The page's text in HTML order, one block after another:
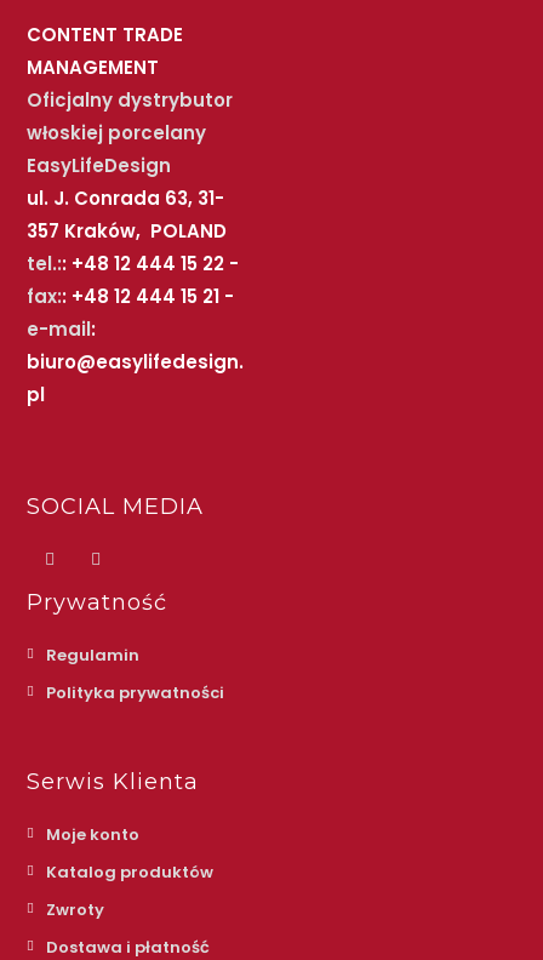
CONTENT TRADE
MANAGEMENT
Oficjalny dystrybutor
włoskiej porcelany
EasyLifeDesign
ul. J. Conrada 63, 31-
357 Kraków, POLAND
tel.:: +48 12 444 15 22 -
fax:: +48 12 444 15 21 -
e-mail:
biuro@easylifedesign.
pl
SOCIAL MEDIA
Prywatność
Regulamin
Polityka prywatności
Serwis Klienta
Moje konto
Katalog produktów
Zwroty
Dostawa i płatność